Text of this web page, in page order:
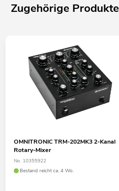
Zugehörige Produkte
OMNITRONIC TRM-202MK3 2-Kanal
Rotary-Mixer
No. 10355922
Bestand reicht ca. 4 Wo.